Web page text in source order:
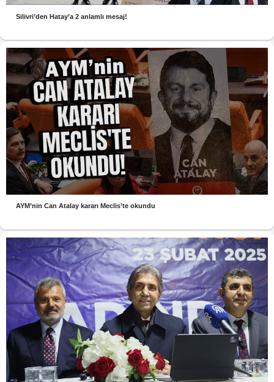
Silivri’den Hatay’a 2 anlamlı mesaj!
AYM’nin Can Atalay kararı Meclis’te okundu